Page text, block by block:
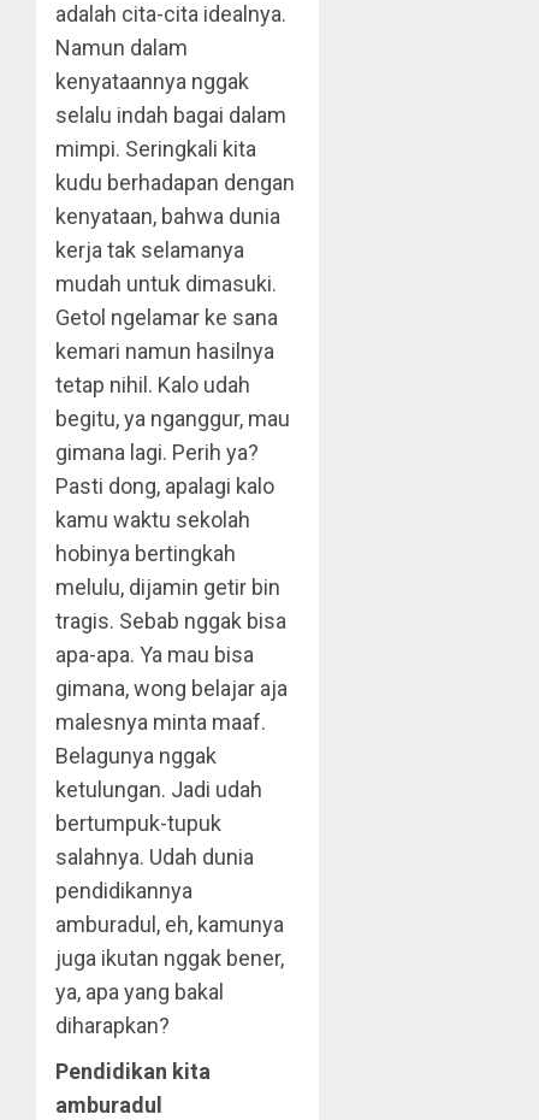
adalah cita-cita idealnya.
Namun dalam
kenyataannya nggak
selalu indah bagai dalam
mimpi. Seringkali kita
kudu berhadapan dengan
kenyataan, bahwa dunia
kerja tak selamanya
mudah untuk dimasuki.
Getol ngelamar ke sana
kemari namun hasilnya
tetap nihil. Kalo udah
begitu, ya nganggur, mau
gimana lagi. Perih ya?
Pasti dong, apalagi kalo
kamu waktu sekolah
hobinya bertingkah
melulu, dijamin getir bin
tragis. Sebab nggak bisa
apa-apa. Ya mau bisa
gimana, wong belajar aja
malesnya minta maaf.
Belagunya nggak
ketulungan. Jadi udah
bertumpuk-tupuk
salahnya. Udah dunia
pendidikannya
amburadul, eh, kamunya
juga ikutan nggak bener,
ya, apa yang bakal
diharapkan?
Pendidikan kita
amburadul